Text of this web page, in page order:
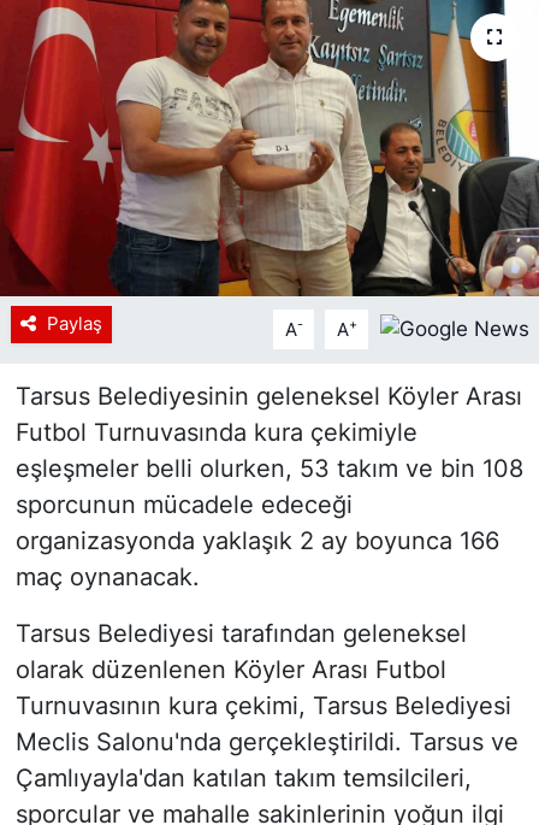
Paylaş A- A+
Tarsus Belediyesinin geleneksel Köyler Arası
Futbol Turnuvasında kura çekimiyle
eşleşmeler belli olurken, 53 takım ve bin 108
sporcunun mücadele edeceği
organizasyonda yaklaşık 2 ay boyunca 166
maç oynanacak.
Tarsus Belediyesi tarafından geleneksel
olarak düzenlenen Köyler Arası Futbol
Turnuvasının kura çekimi, Tarsus Belediyesi
Meclis Salonu'nda gerçekleştirildi. Tarsus ve
Çamlıyayla'dan katılan takım temsilcileri,
sporcular ve mahalle sakinlerinin yoğun ilgi
YEREL HABER
Haberde insan
Tanıtım